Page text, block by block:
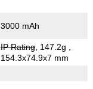
3000 mAh
IP Rating, 147.2g
154.3x74.9x7 mm